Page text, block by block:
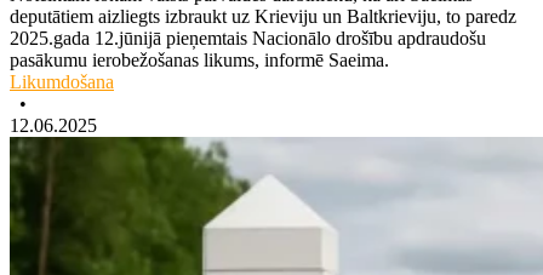
deputātiem aizliegts izbraukt uz Krieviju un Baltkrieviju, to paredz
2025.gada 12.jūnijā pieņemtais Nacionālo drošību apdraudošu
pasākumu ierobežošanas likums, informē Saeima.
Likumdošana
•
12.06.2025